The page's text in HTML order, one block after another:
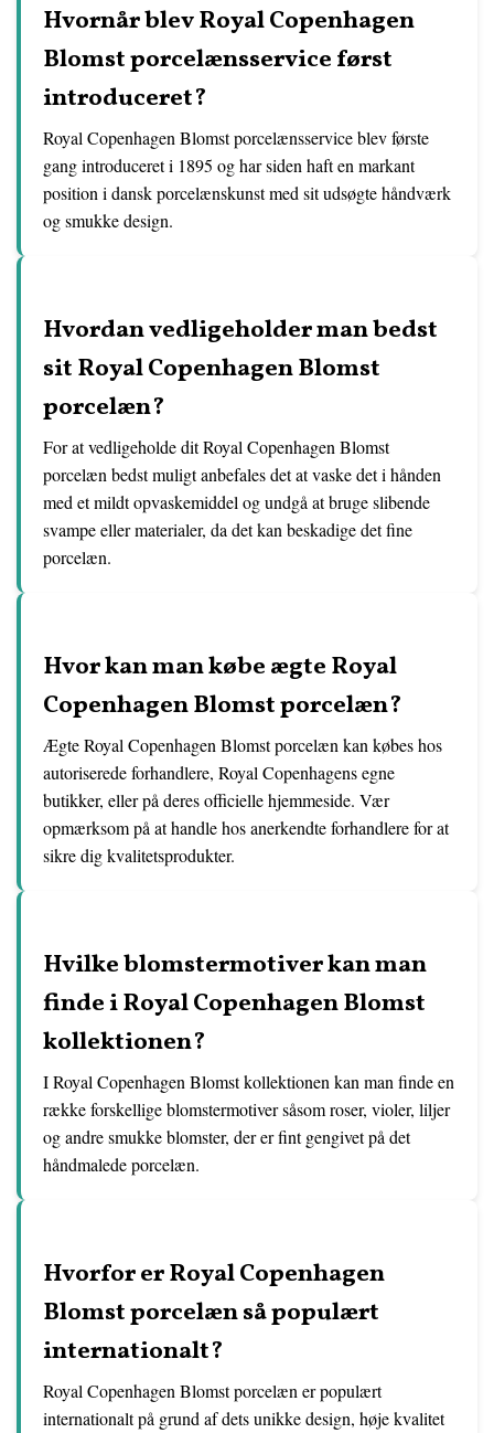
Hvornår blev Royal Copenhagen
Blomst porcelænsservice først
introduceret?
Royal Copenhagen Blomst porcelænsservice blev første
gang introduceret i 1895 og har siden haft en markant
position i dansk porcelænskunst med sit udsøgte håndværk
og smukke design.
Hvordan vedligeholder man bedst
sit Royal Copenhagen Blomst
porcelæn?
For at vedligeholde dit Royal Copenhagen Blomst
porcelæn bedst muligt anbefales det at vaske det i hånden
med et mildt opvaskemiddel og undgå at bruge slibende
svampe eller materialer, da det kan beskadige det fine
porcelæn.
Hvor kan man købe ægte Royal
Copenhagen Blomst porcelæn?
Ægte Royal Copenhagen Blomst porcelæn kan købes hos
autoriserede forhandlere, Royal Copenhagens egne
butikker, eller på deres officielle hjemmeside. Vær
opmærksom på at handle hos anerkendte forhandlere for at
sikre dig kvalitetsprodukter.
Hvilke blomstermotiver kan man
finde i Royal Copenhagen Blomst
kollektionen?
I Royal Copenhagen Blomst kollektionen kan man finde en
række forskellige blomstermotiver såsom roser, violer, liljer
og andre smukke blomster, der er fint gengivet på det
håndmalede porcelæn.
Hvorfor er Royal Copenhagen
Blomst porcelæn så populært
internationalt?
Royal Copenhagen Blomst porcelæn er populært
internationalt på grund af dets unikke design, høje kvalitet